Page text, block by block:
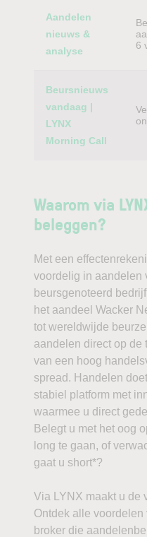
Aandelen
nieuws &
analyse
6
Beursnieuws
vandaag |
LYNX
Morning Call
Waarom via
beleggen?
Met een
voordelig in aandelen
beursgenoteerd
het aandeel Wacker
tot wereldwijde
aandelen direct op de
van een hoog
spread. Handelen
stabiel platform met
waarmee u direct
Belegt u met het oog
long te gaan, of
gaat u short*?
Via LYNX maakt u de
Ontdek alle
broker die